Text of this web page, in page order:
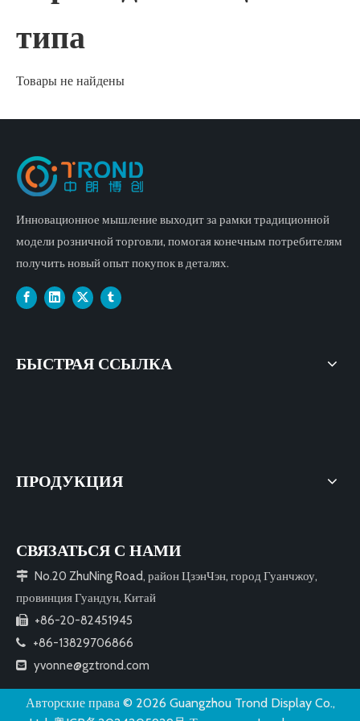
типа
Товары не найдены
Инновационное мышление выходит за рамки традиционной
модели розничной торговли, помогая конечным потребителям
получить новый опыт покупок в деталях.
БЫСТРАЯ ССЫЛКА
ПРОДУКЦИЯ
СВЯЗАТЬСЯ С НАМИ

No.20 ZhuNing Road, район ЦзэнЧэн, город Гуанчжоу,
провинция Гуандун, Китай
 +86-20-82451945
 +86-13829706866
 yvonne@gztrond.com
Авторские права ©️ 2026Guangzhou Trond Display Co.,